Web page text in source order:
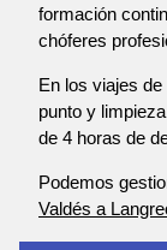
formación
chóferes
En los viajes
punto y
de 4 horas de
Podemos
Valdés a